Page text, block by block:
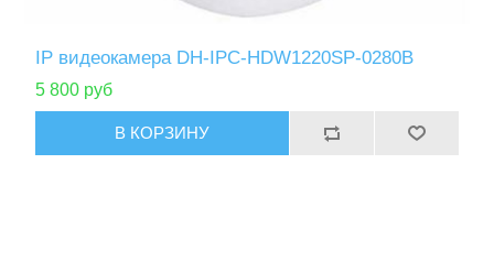
IP видеокамера DH-IPC-HDW1220SP-0280B
5 800 руб